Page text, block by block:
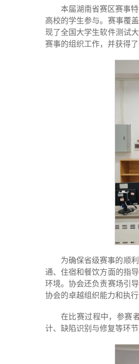
本届湖南省赛区赛事
高校的学生参与。赛事覆
现了全国大学生软件测试
赛事的组织工作，并获得
为确保省级赛事的顺
通、住宿和餐饮方面的指
环境。协会还负责赛场引
协会的卓越组织能力和执
在比赛过程中，参赛
计、缺陷识别与修复等环